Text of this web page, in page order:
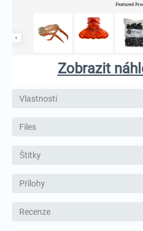
Zobrazit
Vlastnosti
Files
Štítky
Přílohy
Recenze